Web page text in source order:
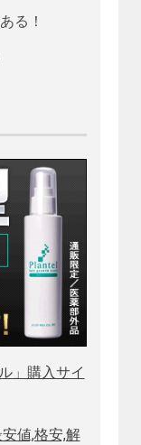
る！
」購入サイ
値,格安,解